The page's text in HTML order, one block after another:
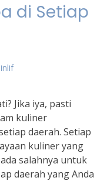
di Setiap
Jika iya, pasti
kuliner
daerah. Setiap
kuliner yang
salahnya untuk
daerah yang Anda